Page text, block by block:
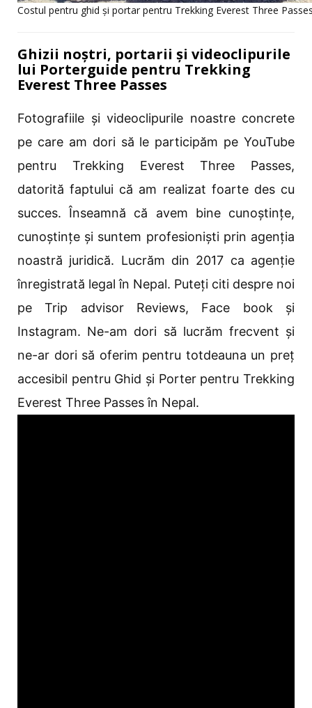
Costul pentru ghid și portar pentru Trekking Everest Three
Ghizii noștri, portarii și videoclipurile
lui Porterguide pentru Trekking
Everest Three Passes
Fotografiile și videoclipurile noastre concrete
pe care am dori să le participăm pe YouTube
pentru Trekking Everest Three Passes,
datorită faptului că am realizat foarte des cu
succes. Înseamnă că avem bine cunoștințe,
cunoștințe și suntem profesioniști prin agenția
noastră juridică. Lucrăm din 2017 ca agenție
înregistrată legal în Nepal. Puteți citi despre noi
pe Trip advisor Reviews, Face book și
Instagram. Ne-am dori să lucrăm frecvent și
ne-ar dori să oferim pentru totdeauna un preț
accesibil pentru Ghid și Porter pentru Trekking
Everest Three Passes în Nepal.